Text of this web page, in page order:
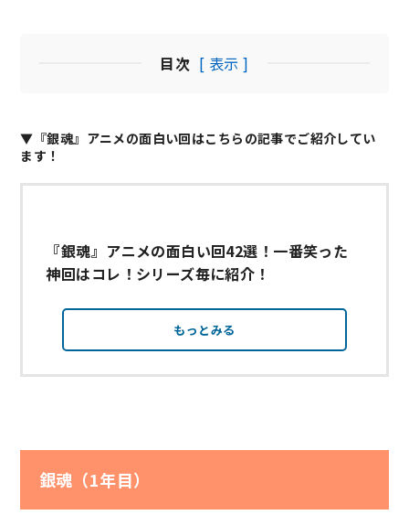
目次 [ 表示 ]
▼『銀魂』アニメの面白い回はこちらの記事でご紹介してい
ます！
『銀魂』アニメの面白い回42選！一番笑った
神回はコレ！シリーズ毎に紹介！
もっとみる
銀魂（1年目）